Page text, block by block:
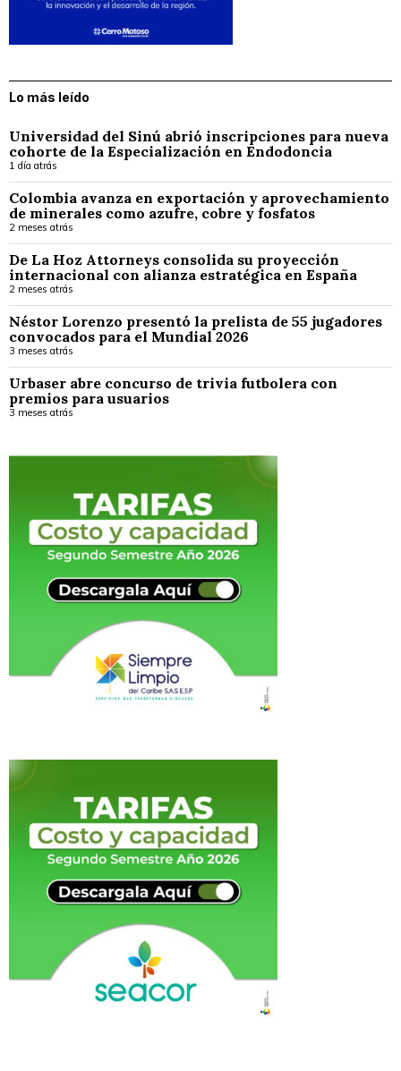
Lo más leído
Universidad del Sinú abrió inscripciones para nueva
cohorte de la Especialización en Endodoncia
1 día atrás
Colombia avanza en exportación y aprovechamiento
de minerales como azufre, cobre y fosfatos
2 meses atrás
De La Hoz Attorneys consolida su proyección
internacional con alianza estratégica en España
2 meses atrás
Néstor Lorenzo presentó la prelista de 55 jugadores
convocados para el Mundial 2026
3 meses atrás
Urbaser abre concurso de trivia futbolera con
premios para usuarios
3 meses atrás